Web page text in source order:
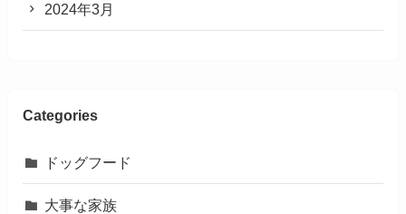
2024年3月
Categories
ドッグフード
大事な家族